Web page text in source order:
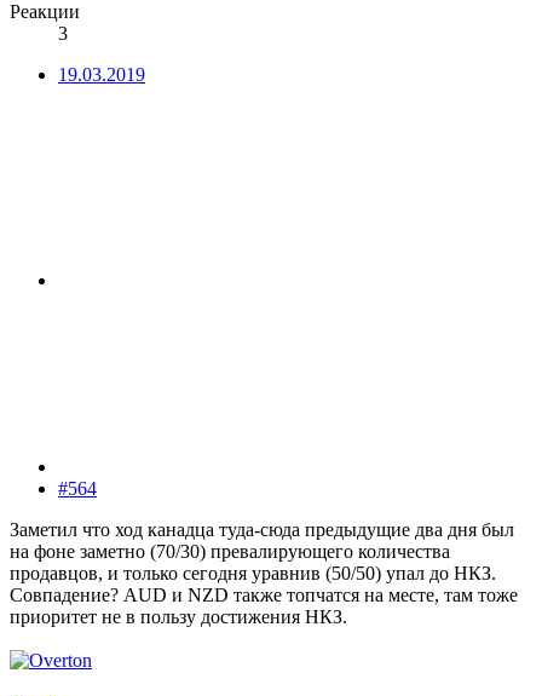
Реакции
3
19.03.2019
#564
Заметил что ход канадца туда-сюда предыдущие два дня был
на фоне заметно (70/30) превалирующего количества
продавцов, и только сегодня уравнив (50/50) упал до НКЗ.
Совпадение? AUD и NZD также топчатся на месте, там тоже
приоритет не в пользу достижения НКЗ.